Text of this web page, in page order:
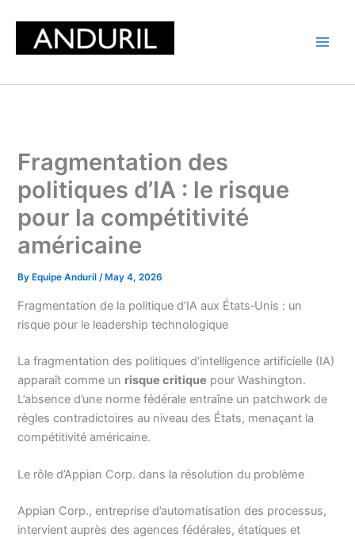
content
Fragmentation des
politiques d’IA : le risque
pour la compétitivité
américaine
By Equipe Anduril/ May 4, 2026
Fragmentation de la politique d’IA aux États‑Unis : un
risque pour le leadership technologique
La fragmentation des politiques d’intelligence artificielle (IA)
apparaît comme un risque critique pour Washington.
L’absence d’une norme fédérale entraîne un patchwork de
règles contradictoires au niveau des États, menaçant la
compétitivité américaine.
Le rôle d’Appian Corp. dans la résolution du problème
Appian Corp., entreprise d’automatisation des processus,
intervient auprès des agences fédérales, étatiques et